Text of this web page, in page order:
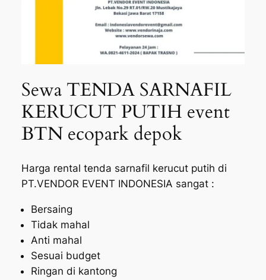
Sewa TENDA SARNAFIL
KERUCUT PUTIH event
BTN ecopark depok
Harga rental tenda sarnafil kerucut putih di
PT.VENDOR EVENT INDONESIA sangat :
Bersaing
Tidak mahal
Anti mahal
Sesuai budget
Ringan di kantong